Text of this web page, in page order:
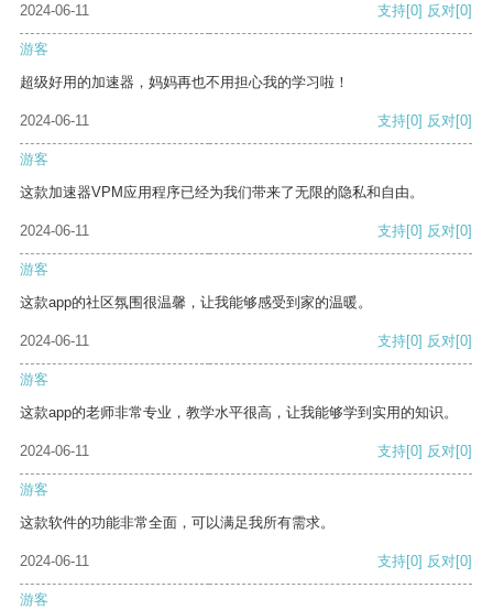
2024-06-11
支持[0] 反对[0]
游客
超级好用的加速器，妈妈再也不用担心我的学习啦！
2024-06-11 支持[0] 反对[0]
游客
这款加速器VPM应用程序已经为我们带来了无限的隐私和自由。
2024-06-11 支持[0] 反对[0]
游客
这款app的社区氛围很温馨，让我能够感受到家的温暖。
2024-06-11 支持[0] 反对[0]
游客
这款app的老师非常专业，教学水平很高，让我能够学到实用的知识。
2024-06-11 支持[0] 反对[0]
游客
这款软件的功能非常全面，可以满足我所有需求。
2024-06-11 支持[0] 反对[0]
游客